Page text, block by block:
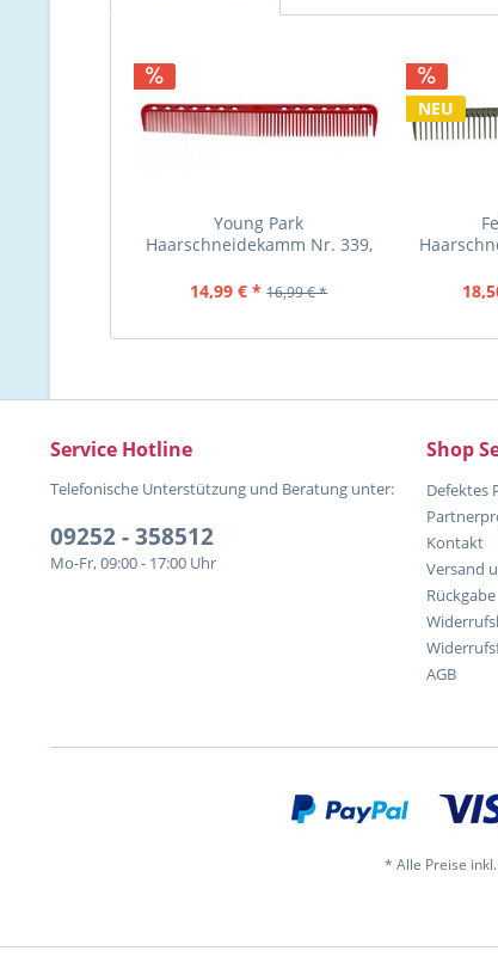
Young Park
Haarschneidekamm Nr. 339,
14,99 € * 16,99 € *
NEU
Service Hotline
Telefonische Unterstützung und Beratung unter:
09252 - 358512
Mo-Fr, 09:00 - 17:00 Uhr
Shop
Defektes
Kontakt
Versand
Rückgabe
AGB
* Alle Preise